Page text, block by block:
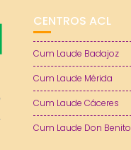
CENTROS ACL
Cum Laude Badajoz
Cum Laude Mérida
Cum Laude Cáceres
Cum Laude Don Benito